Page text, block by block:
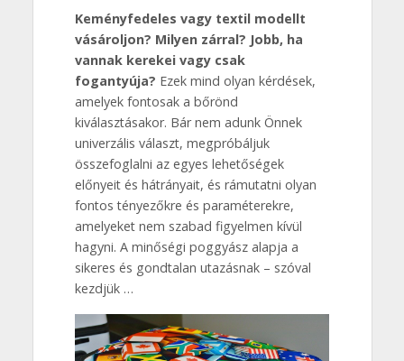
Keményfedeles vagy textil modellt
vásároljon? Milyen zárral? Jobb, ha
vannak kerekei vagy csak
fogantyúja? Ezek mind olyan kérdések,
amelyek fontosak a bőrönd
kiválasztásakor. Bár nem adunk Önnek
univerzális választ, megpróbáljuk
összefoglalni az egyes lehetőségek
előnyeit és hátrányait, és rámutatni olyan
fontos tényezőkre és paraméterekre,
amelyeket nem szabad figyelmen kívül
hagyni. A minőségi poggyász alapja a
sikeres és gondtalan utazásnak – szóval
kezdjük …